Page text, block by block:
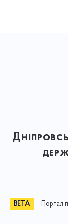
Портал